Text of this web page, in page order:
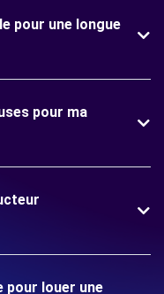
pour une longue
pour ma
pour louer une